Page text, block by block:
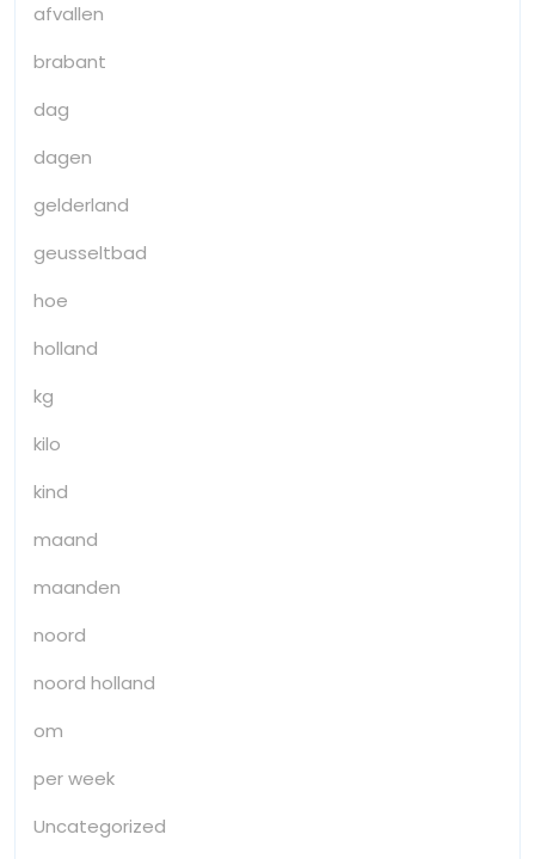
afvallen
brabant
dag
dagen
gelderland
geusseltbad
hoe
holland
kg
kilo
kind
maand
maanden
noord
noord holland
om
per week
Uncategorized